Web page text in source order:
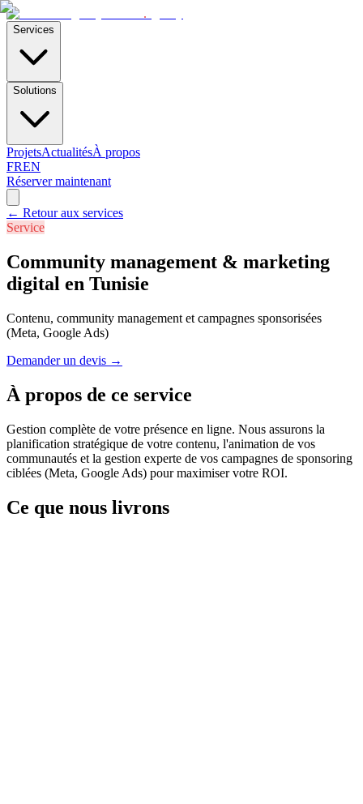
.
Services
Solutions
ProjetsActualitésÀ propos
FREN
Réserver maintenant
← Retour aux services
Service
Community management & marketing
digital en Tunisie
Contenu, community management et campagnes sponsorisées
(Meta, Google Ads)
Demander un devis →
À propos de ce service
Gestion complète de votre présence en ligne. Nous assurons la
planification stratégique de votre contenu, l'animation de vos
communautés et la gestion experte de vos campagnes de sponsoring
ciblées (Meta, Google Ads) pour maximiser votre ROI.
Ce que nous livrons